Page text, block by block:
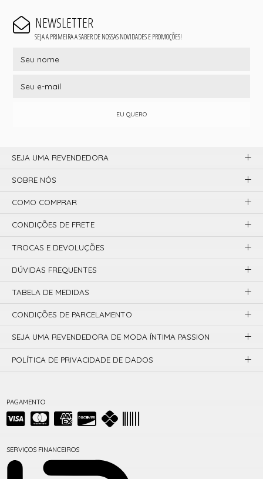
NEWSLETTER
SEJA A PRIMEIRA A SABER DE NOSSAS NOVIDADES E PROMOÇÕES!
EU QUERO
PAGAMENTO
SERVIÇOS FINANCEIROS
SEJA UMA REVENDEDORA
SOBRE NÓS
COMO COMPRAR
CONDIÇÕES DE FRETE
TROCAS E DEVOLUÇÕES
DÚVIDAS FREQUENTES
TABELA DE MEDIDAS
CONDIÇÕES DE PARCELAMENTO
SEJA UMA REVENDEDORA DE MODA ÍNTIMA PASSION
POLÍTICA DE PRIVACIDADE DE DADOS